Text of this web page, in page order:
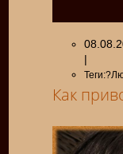
|
Как